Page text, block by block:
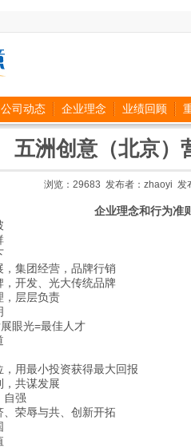
公司动态 企业理念 业绩回顾
五洲创意（北京）
浏览：29683 发布者：zhaoyi 发
企业理念和行为准
集团经营，品牌行销
开发、光大传统品牌
，层层负责
眼光=最佳人才
用最小投资获得最大回报
，共谋发展
自强
荣辱与共、创新开拓